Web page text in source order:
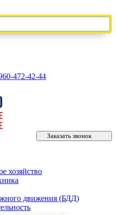
472-42-44
Заказать звонок
хозяйство
движения (БДД)